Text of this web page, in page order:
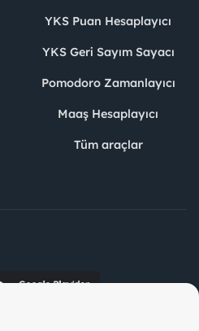
YKS Puan Hesaplayıcı
YKS Geri Sayım Sayacı
Pomodoro Zamanlayıcı
Maaş Hesaplayıcı
Tüm araçlar